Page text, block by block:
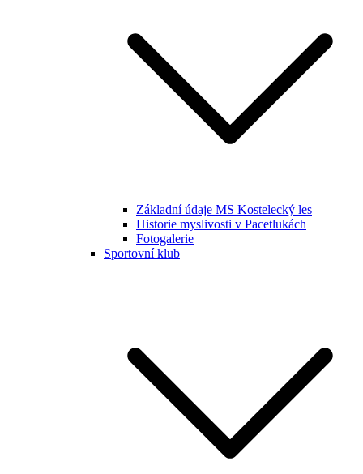
Základní údaje MS Kostelecký les
Historie myslivosti v Pacetlukách
Fotogalerie
Sportovní klub